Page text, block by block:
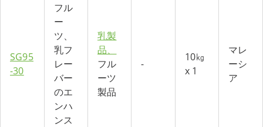
SG95
-30
フル
ー
ツ、
乳フ
レー
バー
のエ
ンハ
ンス
乳製
品、
フル
ーツ
製品
-
10㎏
x 1
マレ
ーシ
ア